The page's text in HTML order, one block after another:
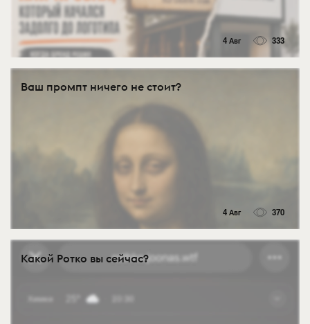
4 Авг 333
Ваш промпт ничего не стоит?
4 Авг 370
Какой Ротко вы сейчас?